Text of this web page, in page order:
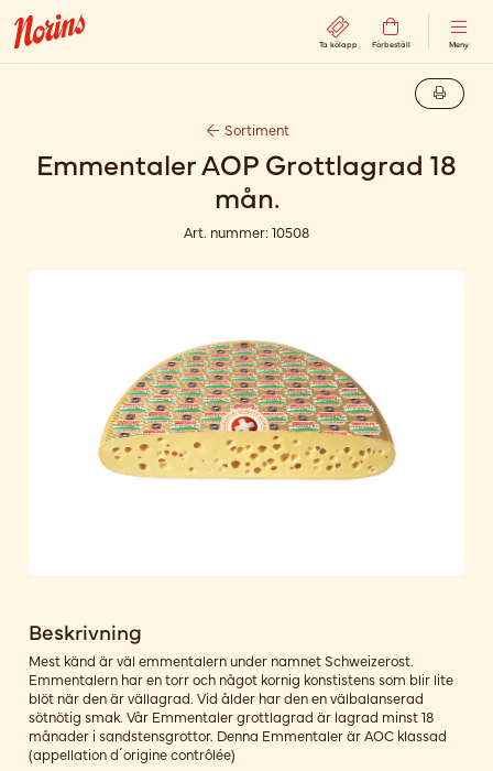
Ta kölapp Förbeställ Meny
Sortiment
Emmentaler AOP Grottlagrad 18
mån.
Art. nummer: 10508
Beskrivning
Mest känd är väl emmentalern under namnet Schweizerost.
Emmentalern har en torr och något kornig konstistens som blir lite
blöt när den är vällagrad. Vid ålder har den en välbalanserad
sötnötig smak. Vår Emmentaler grottlagrad är lagrad minst 18
månader i sandstensgrottor. Denna Emmentaler är AOC klassad
(appellation d´origine contrôlée)